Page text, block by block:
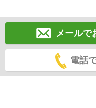
メールで
電話